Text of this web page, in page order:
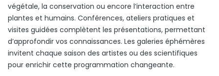
végétale, la conservation ou encore l’interaction entre
plantes et humains. Conférences, ateliers pratiques et
visites guidées complètent les présentations, permettant
d’approfondir vos connaissances. Les galeries éphémères
invitent chaque saison des artistes ou des scientifiques
pour enrichir cette programmation changeante.